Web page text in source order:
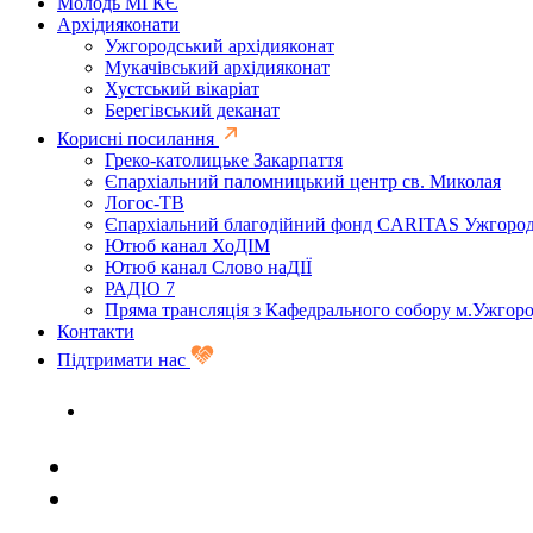
Архідияконати
Ужгородський архідияконат
Мукачівський архідияконат
Хустський вікаріат
Берегівський деканат
Корисні посилання
Греко-католицьке Закарпаття
Єпархіальний паломницький центр св. Миколая
Логос-ТВ
Єпархіальний благодійний фонд CARITAS
Ютюб канал ХоДІМ
Ютюб канал Слово наДІЇ
РАДІО 7
Пряма трансляція з Кафедрального собору
Контакти
Підтримати нас